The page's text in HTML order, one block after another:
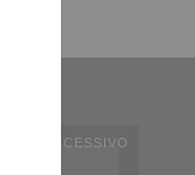
SUCCESSIVO